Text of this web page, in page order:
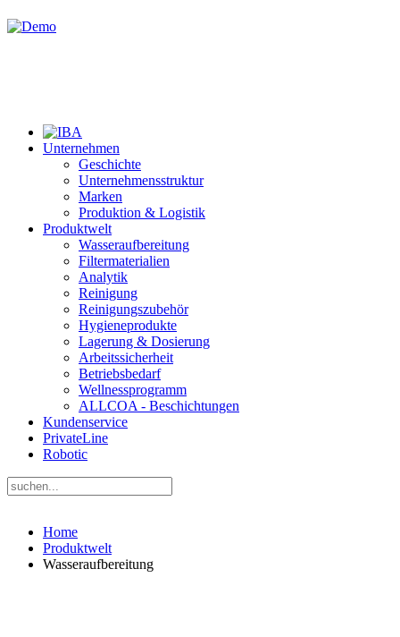
Unternehmen
Geschichte
Unternehmensstruktur
Marken
Produktion & Logistik
Produktwelt
Wasseraufbereitung
Filtermaterialien
Analytik
Reinigung
Reinigungszubehör
Hygieneprodukte
Lagerung & Dosierung
Arbeitssicherheit
Betriebsbedarf
Wellnessprogramm
ALLCOA - Beschichtungen
Kundenservice
PrivateLine
Robotic
Home
Produktwelt
Wasseraufbereitung